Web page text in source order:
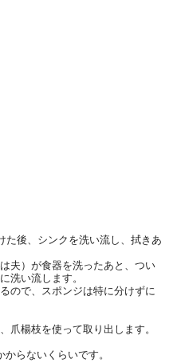
た後、シンクを洗い流し、拭きあ
夫）が食器を洗ったあと、つい
洗い流します。
ので、スポンジは特に分けずに
爪楊枝を使って取り出します。
らないくらいです。